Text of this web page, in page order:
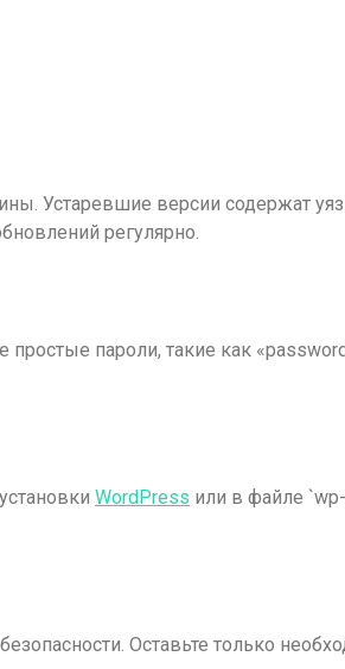
Устаревшие версии содержат
регулярно.
простые пароли, такие как
WordPress или в файле
Оставьте только